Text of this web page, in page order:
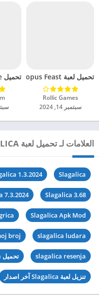
تحميل لعبة Octopus Feast مهكرة للاندرويد 2024
Rollic Games‏
سبتمبر 14, 2024
تحميل Soccer Hero PvP Football Game مهكرة للاندرويد 2024
العلامات لـ تحميل لعبة SLAGALICA مهكرة للاندرويد 2024
Slagalica
1.3.2024
Slagalica 3.68
7.3.2024
Slagalica Apk Mod
slagalica ludara
broj
slagalica resenja تحميل Slagalica مهكرة
تنزيل لعبة Slagalica آخر اصدار